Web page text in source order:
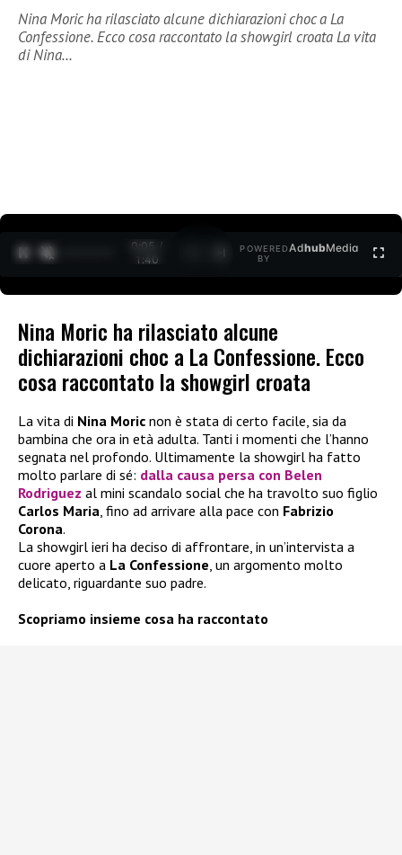
Nina Moric ha rilasciato alcune dichiarazioni choc a La
Confessione. Ecco cosa raccontato la showgirl croata La vita
di Nina…
0:06 /
1:40
POWERED
BY
AdhubMedia
Nina Moric ha rilasciato alcune
dichiarazioni choc a La Confessione. Ecco
cosa raccontato la showgirl croata
La vita di Nina Moric non è stata di certo facile, sia da
bambina che ora in età adulta. Tanti i momenti che l’hanno
segnata nel profondo. Ultimamente la showgirl ha fatto
molto parlare di sé: dalla causa persa con Belen
Rodriguez al mini scandalo social che ha travolto suo figlio
Carlos Maria, fino ad arrivare alla pace con Fabrizio
Corona.
La showgirl ieri ha deciso di affrontare, in un’intervista a
cuore aperto a La Confessione, un argomento molto
delicato, riguardante suo padre.
Scopriamo insieme cosa ha raccontato